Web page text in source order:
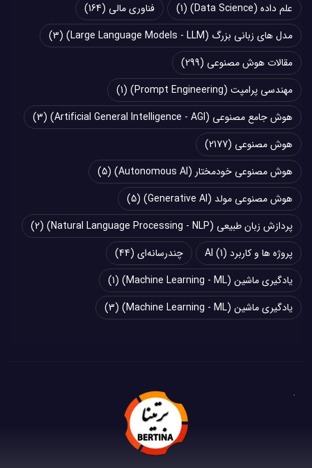
علم داده (Data Science)
(1) فناوری مالی (164)
مدل های زبانی بزرگ (Large Language Models - LLM)
(3)
مقالات هوش مصنوعی (299)
مهندسی پرامپت (Prompt Engineering)
(1)
هوش جامع مصنوعی (Artificial General Intelligence - AGI)
(3)
هوش مصنوعی (2177)
هوش مصنوعی خودمختار (Autonomous AI)
(5)
هوش مصنوعی مولد (Generative AI)
(5)
پردازش زبان طبیعی (Natural Language Processing - NLP)
(2)
پروژه ها و کاربرد AI (1) چند‌‌رسانه‌ای (44)
یادگیری ماشین (Machine Learning - ML)
(1)
یادگیری ماشین (Machine Learning - ML)
(3)